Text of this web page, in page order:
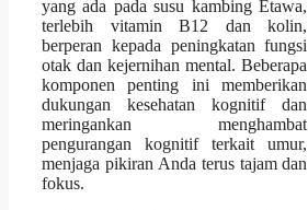
yang ada pada susu kambing Etawa,
terlebih vitamin B12 dan kolin,
berperan kepada peningkatan fungsi
otak dan kejernihan mental. Beberapa
komponen penting ini memberikan
dukungan kesehatan kognitif dan
meringankan menghambat
pengurangan kognitif terkait umur,
menjaga pikiran Anda terus tajam dan
fokus.